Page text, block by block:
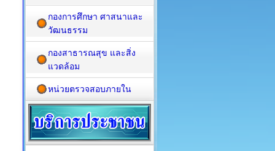
กองการศึกษา ศาสนาและ
วัฒนธรรม
กองสาธารณสุข และสิ่ง
แวดล้อม
หน่วยตรวจสอบภายใน